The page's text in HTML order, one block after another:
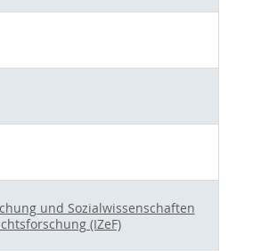
und Sozialwissenschaften
(IZeF)